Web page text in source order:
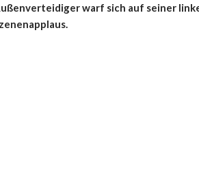
warf sich auf seiner